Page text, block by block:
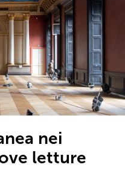
nei
letture